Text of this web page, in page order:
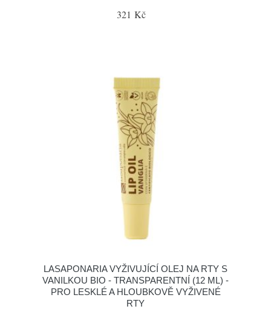
321 Kč
LASAPONARIA VYŽIVUJÍCÍ OLEJ NA RTY S
VANILKOU BIO - TRANSPARENTNÍ (12 ML) -
PRO LESKLÉ A HLOUBKOVĚ VYŽIVENÉ
RTY